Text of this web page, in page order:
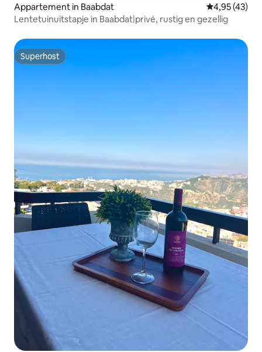
Appartement in Baabdat Gemiddelde
4,95 (43)
Lentetuinuitstapje in Baabdat|privé, rustig en gezellig
Superhost
Superhost